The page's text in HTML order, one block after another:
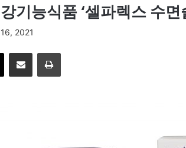
기능식품 ‘셀파렉스 수면
2021
이메일